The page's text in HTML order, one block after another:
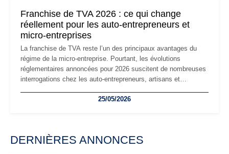
Franchise de TVA 2026 : ce qui change
réellement pour les auto-entrepreneurs et
micro-entreprises
La franchise de TVA reste l’un des principaux avantages du
régime de la micro-entreprise. Pourtant, les évolutions
réglementaires annoncées pour 2026 suscitent de nombreuses
interrogations chez les auto-entrepreneurs, artisans et
facturation ou risque de bascule vers la TVA : les règles
25/05/2026
DERNIÈRES ANNONCES